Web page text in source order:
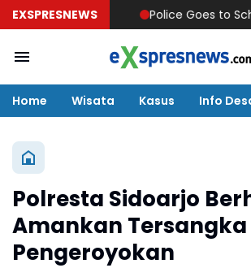
EXSPRESNEWS Police Goes to School,
Home Wisata Kasus Info
Polresta Sidoarjo
Amankan Tersangka
Pengeroyokan